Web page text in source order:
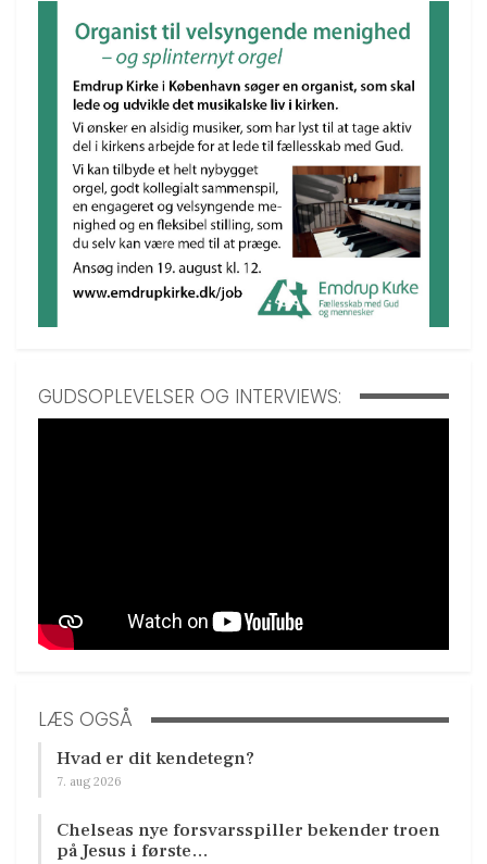
GUDSOPLEVELSER OG INTERVIEWS:
LÆS OGSÅ
Hvad er dit kendetegn?
7. aug 2026
Chelseas nye forsvarsspiller bekender troen
på Jesus i første…